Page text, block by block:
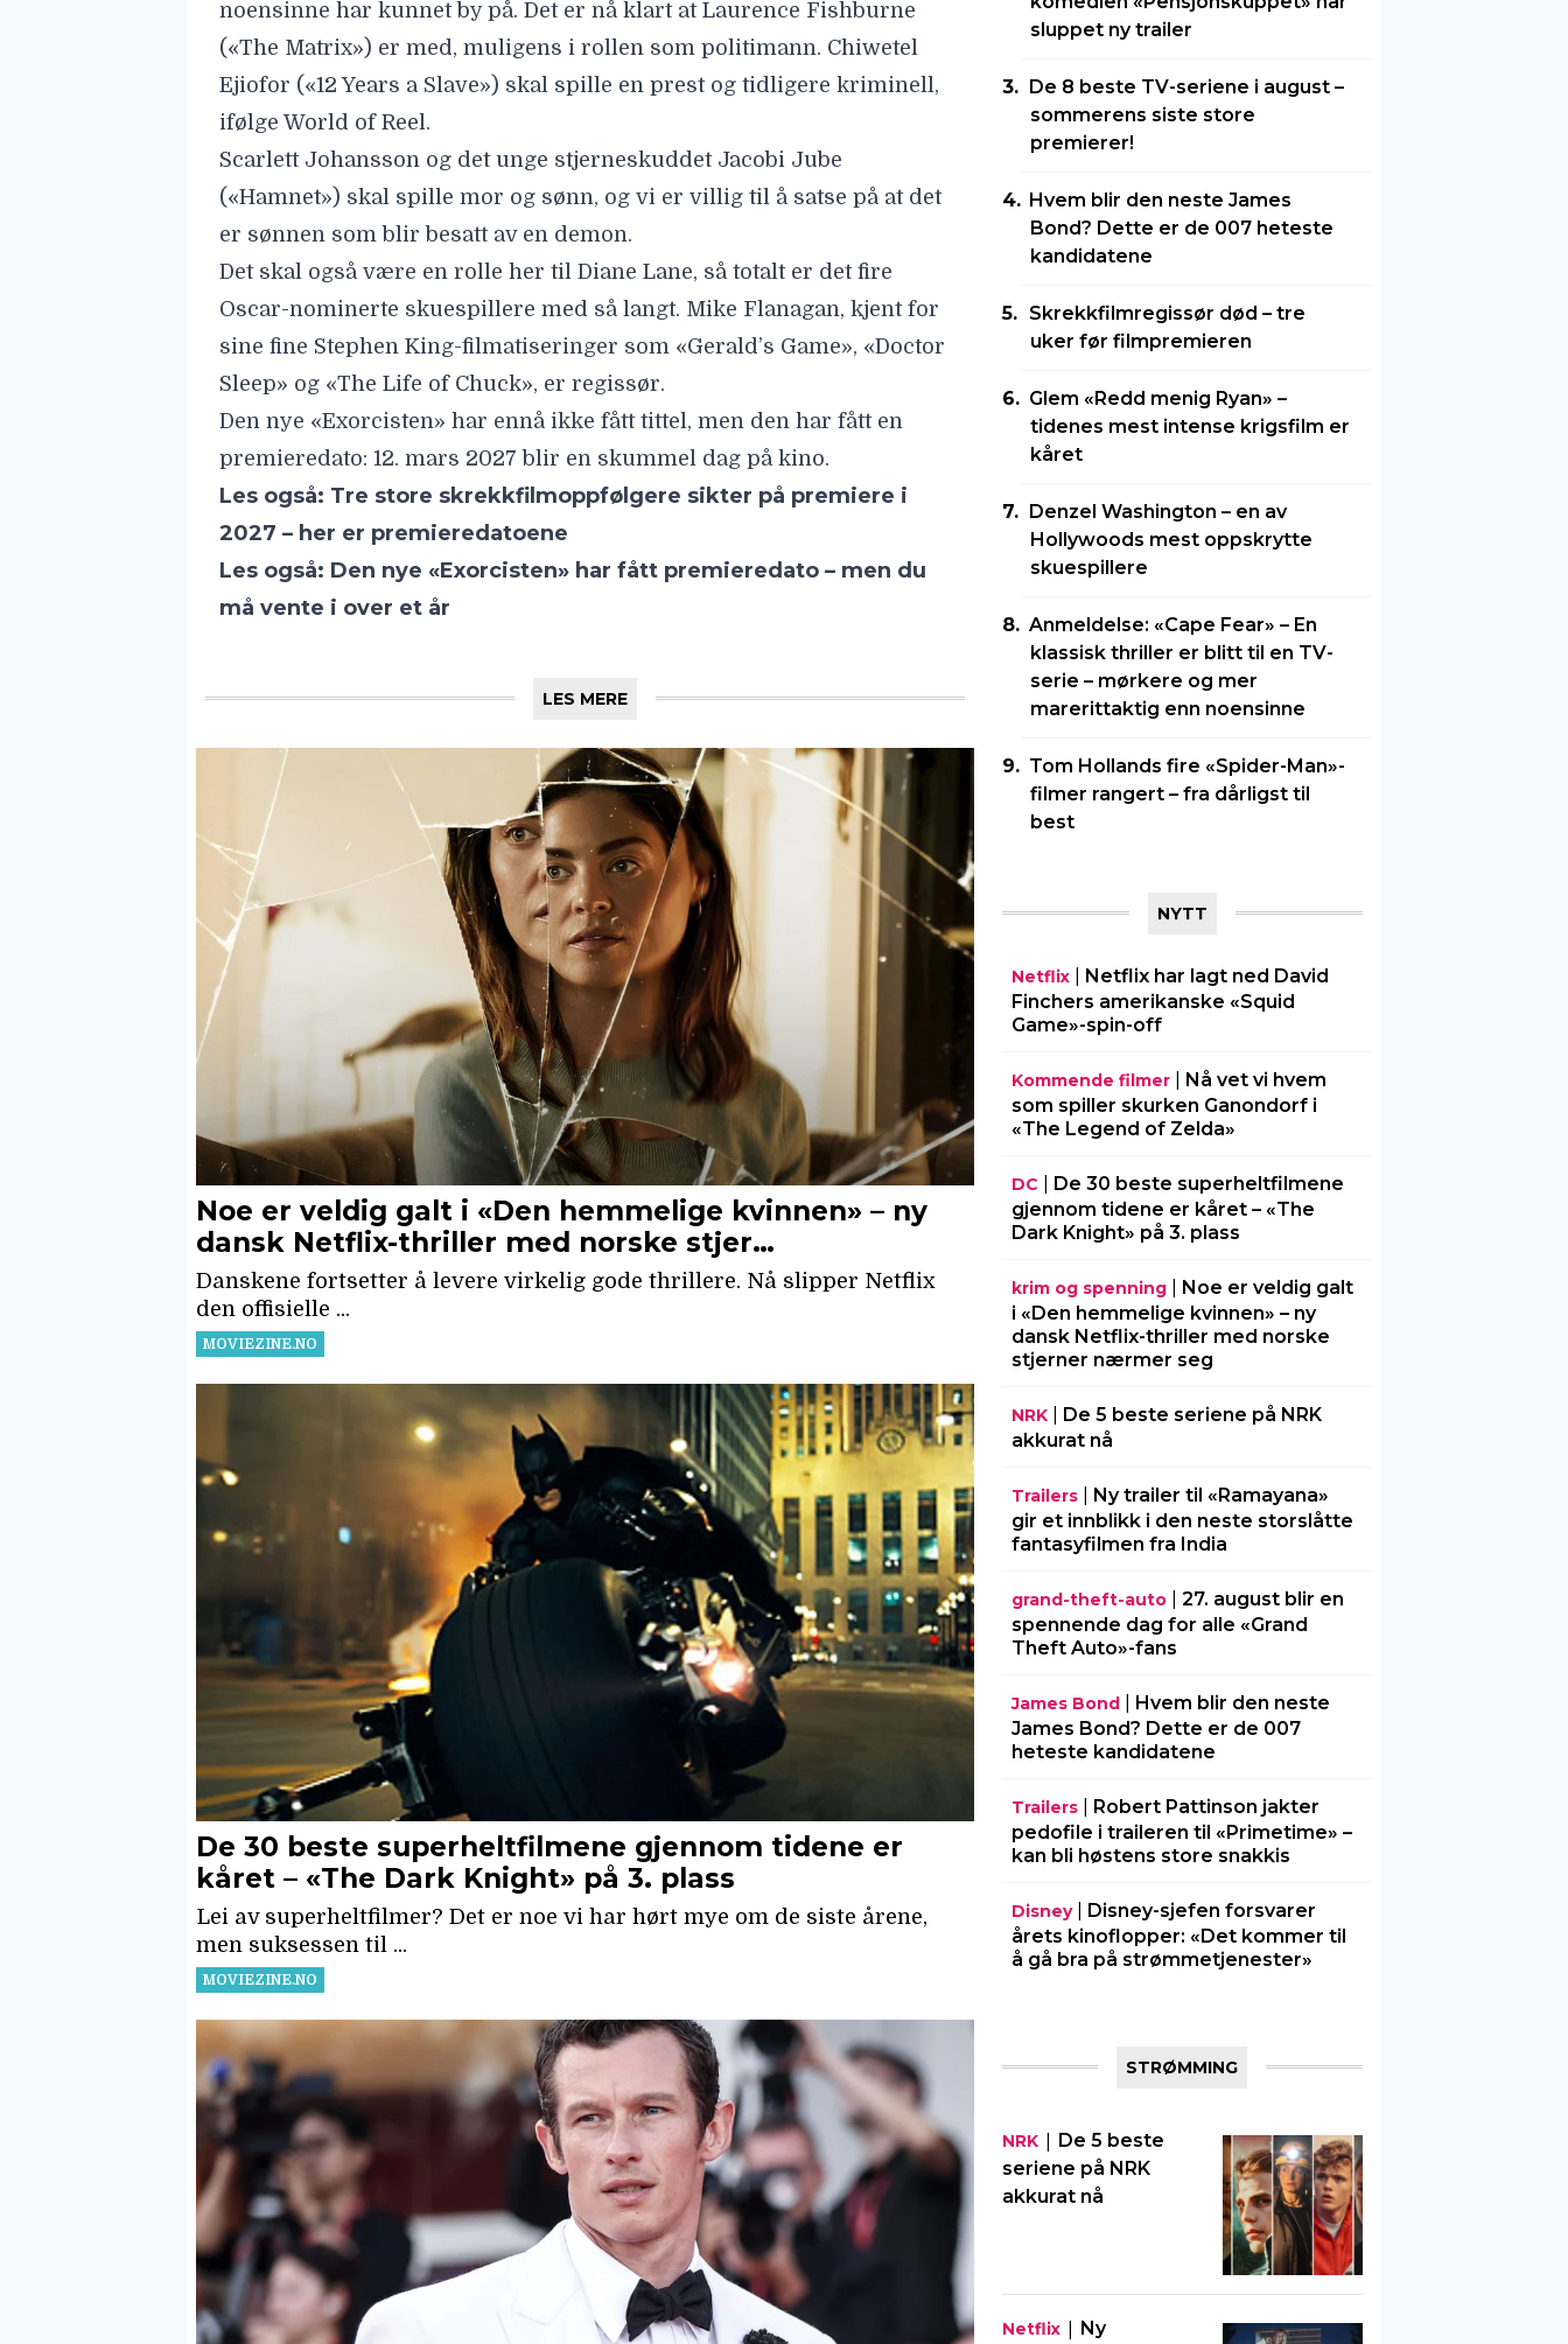
noensinne har kunnet by på. Det er nå klart at Laurence Fishburne
(«The Matrix») er med, muligens i rollen som politimann. Chiwetel
Ejiofor («12 Years a Slave») skal spille en prest og tidligere kriminell,
ifølge World of Reel.
Scarlett Johansson og det unge stjerneskuddet Jacobi Jube
(«Hamnet») skal spille mor og sønn, og vi er villig til å satse på at det
er sønnen som blir besatt av en demon.
Det skal også være en rolle her til Diane Lane, så totalt er det fire
Oscar-nominerte skuespillere med så langt. Mike Flanagan, kjent for
sine fine Stephen King-filmatiseringer som «Gerald’s Game», «Doctor
Sleep» og «The Life of Chuck», er regissør.
Den nye «Exorcisten» har ennå ikke fått tittel, men den har fått en
premieredato: 12. mars 2027 blir en skummel dag på kino.
Les også: Tre store skrekkfilmoppfølgere sikter på premiere i
2027 – her er premieredatoene
Les også: Den nye «Exorcisten» har fått premieredato – men du
må vente i over et år
LES MERE
sluppet ny trailer
De 8 beste TV-seriene i august –
sommerens siste store
premierer!
Hvem blir den neste James
Bond? Dette er de 007 heteste
kandidatene
Skrekkfilmregissør død – tre
uker før filmpremieren
Glem «Redd menig Ryan» –
tidenes mest intense krigsfilm er
kåret
Denzel Washington – en av
Hollywoods mest oppskrytte
skuespillere
Anmeldelse: «Cape Fear» – En
klassisk thriller er blitt til en TV-
serie – mørkere og mer
marerittaktig enn noensinne
Tom Hollands fire «Spider-Man»-
filmer rangert – fra dårligst til
best
NYTT
Netflix| Netflix har lagt ned David
Finchers amerikanske «Squid
Game»-spin-off
Kommende filmer| Nå vet vi hvem
som spiller skurken Ganondorf i
«The Legend of Zelda»
DC
De 30 beste superheltfilmene
gjennom tidene er kåret – «The
Dark Knight» på 3. plass
krim og spenning| Noe er veldig galt
i «Den hemmelige kvinnen» – ny
dansk Netflix-thriller med norske
stjerner nærmer seg
NRK| De 5 beste seriene på NRK
akkurat nå
Trailers| Ny trailer til «Ramayana»
gir et innblikk i den neste storslåtte
fantasyfilmen fra India
grand-theft-auto| 27. august blir en
spennende dag for alle «Grand
Theft Auto»-fans
James Bond| Hvem blir den neste
James Bond? Dette er de 007
heteste kandidatene
Trailers| Robert Pattinson jakter
pedofile i traileren til «Primetime» –
kan bli høstens store snakkis
Disney| Disney-sjefen forsvarer
årets kinoflopper: «Det kommer til
å gå bra på strømmetjenester»
STRØMMING
NRK| De 5 beste
seriene på NRK
akkurat nå
Netflix| Ny